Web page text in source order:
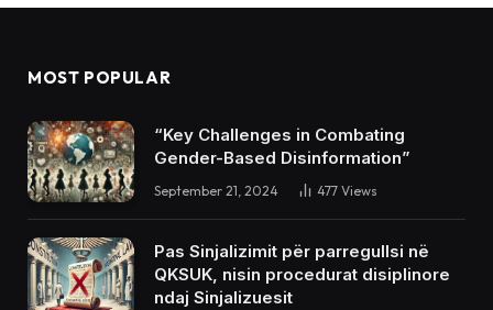
MOST POPULAR
“Key Challenges in Combating
Gender-Based Disinformation”
September 21, 2024 477 Views
Pas Sinjalizimit për parregullsi në
QKSUK, nisin procedurat disiplinore
ndaj Sinjalizuesit